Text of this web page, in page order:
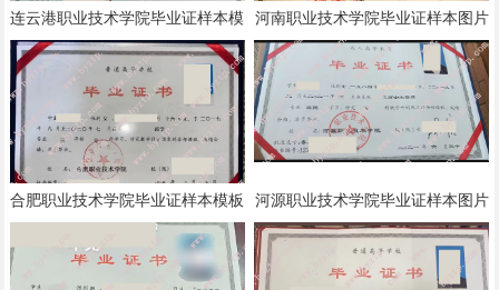
连云港职业技术学院毕业证样本模
板
河南职业技术学院毕业证样本图片
合肥职业技术学院毕业证样本模板 河源职业技术学院毕业证样本图片